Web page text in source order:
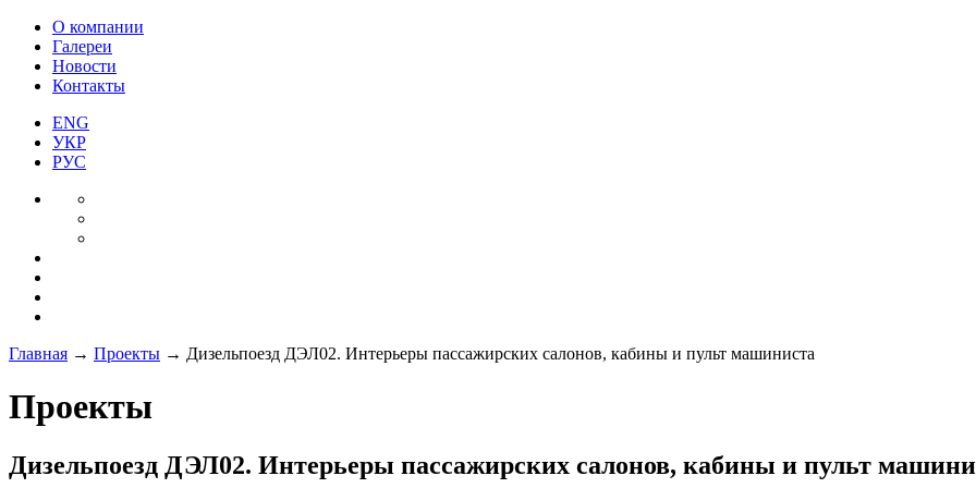
О компании
Галереи
Новости
Контакты
ENG
УКР
РУС
Главная → Проекты → Дизельпоезд ДЭЛ02. Интерьеры пассажирских салонов, кабины и пульт машиниста
Проекты
Дизельпоезд ДЭЛ02. Интерьеры пассажирских салонов, кабины и пульт